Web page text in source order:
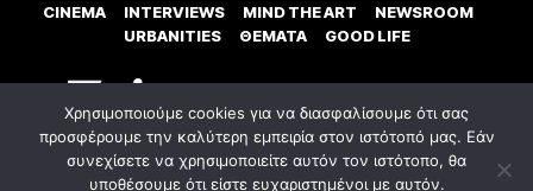
CINEMA INTERVIEWS MIND THE ART
NEWSROOM
URBANITIES
ΘΕΜΑΤΑ GOOD LIFE
Χρησιμοποιούμε cookies για να διασφαλίσουμε ότι σας
προσφέρουμε την καλύτερη εμπειρία στον ιστότοπό μας. Εάν
συνεχίσετε να χρησιμοποιείτε αυτόν τον ιστότοπο, θα
υποθέσουμε ότι είστε ευχαριστημένοι με αυτόν.